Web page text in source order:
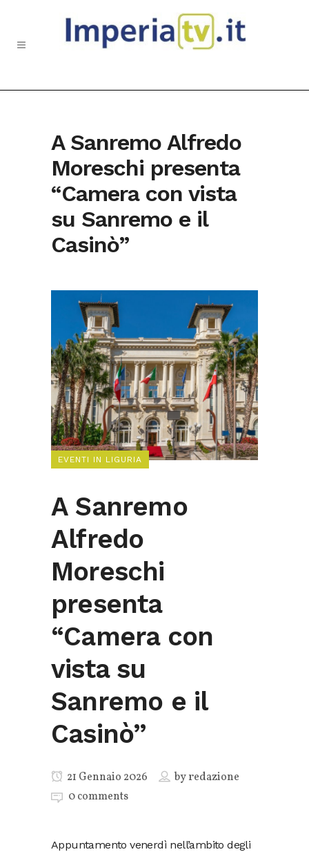
A Sanremo Alfredo
Moreschi presenta
“Camera con vista
su Sanremo e il
Casinò”
EVENTI IN LIGURIA
A Sanremo
Alfredo
Moreschi
presenta
“Camera con
vista su
Sanremo e il
Casinò”
21 Gennaio 2026 byredazione
0 comments
Appuntamento venerdì nell’ambito degli